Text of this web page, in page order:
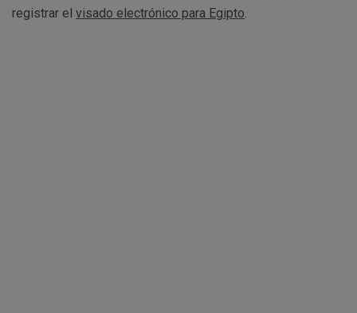
registrar el visado electrónico para Egipto